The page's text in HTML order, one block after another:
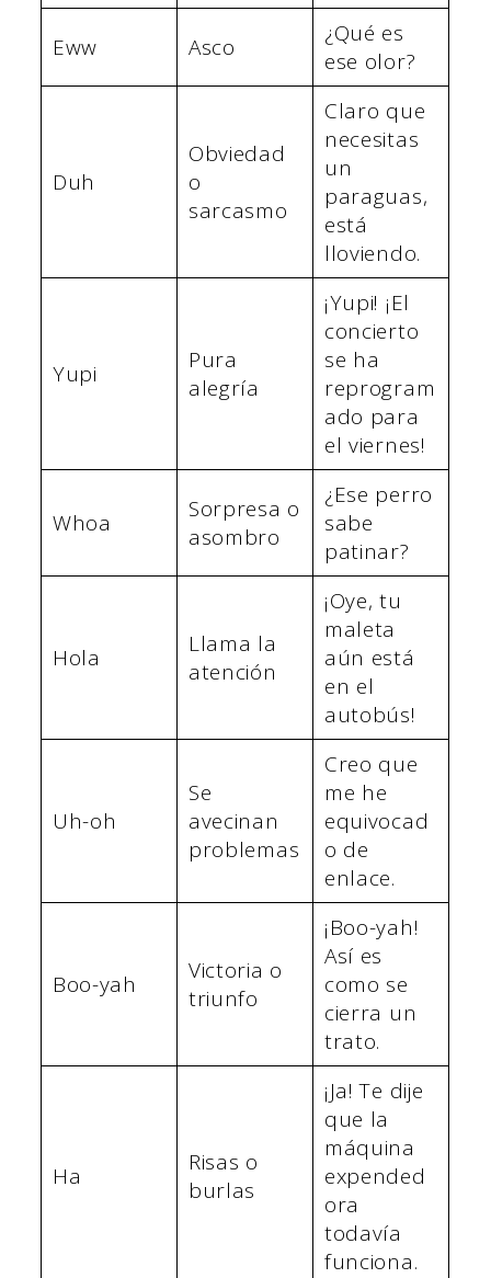
Eww Asco
¿Qué es
ese olor?
Duh
Obviedad
o
sarcasmo
Claro que
necesitas
un
paraguas,
está
lloviendo.
Yupi
Pura
alegría
¡Yupi! ¡El
concierto
se ha
reprogram
ado para
el viernes!
Whoa
Sorpresa o
asombro
¿Ese perro
sabe
patinar?
Hola
Llama la
atención
¡Oye, tu
maleta
aún está
en el
autobús!
Uh-oh
Se
avecinan
problemas
Creo que
me he
equivocad
o de
enlace.
Boo-yah
Victoria o
triunfo
¡Boo-yah!
Así es
como se
cierra un
trato.
Ha
Risas o
burlas
¡Ja! Te dije
que la
máquina
expended
ora
todavía
funciona.